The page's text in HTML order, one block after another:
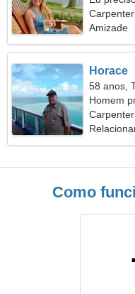
Amizade
Horace
58 anos,
Homem
Como